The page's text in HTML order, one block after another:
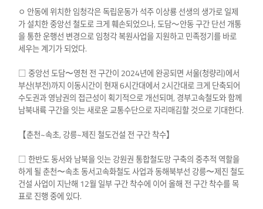
ㅇ 안동에 위치한 임청각은 독립운동가 석주 이상룡 선생의 생가로 일제
가 설치한 중앙선 철도로 크게 훼손되었으나, 도담～안동 구간 단선 개통
을 통한 운행선 변경으로 임청각 복원사업을 지원하고 민족정기를 바로
세우는 계기가 되었다.
□ 중앙선 도담〜영천 전 구간이 2024년에 완공되면 서울(청량리)에서
부산(부전)까지 이동시간이 현재 6시간대에서 2시간대로 크게 단축되어
수도권과 영남권의 접근성이 획기적으로 개선되며, 경부고속철도와 함께
남북내륙 구간을 잇는 새로운 교통수단으로 자리매김할 것으로 기대한다.
【춘천~속초, 강릉~제진 철도건설 전 구간 착수】
□ 한반도 동서와 남북을 잇는 강원권 통합철도망 구축의 중추적 역할을
하게 될 춘천〜속초 동서고속화철도 사업과 동해북부선 강릉〜제진 철도
건설 사업이 지난해 12월 일부 구간 착수에 이어 올해 전 구간 착수를 목
표로 진행 중에 있다.